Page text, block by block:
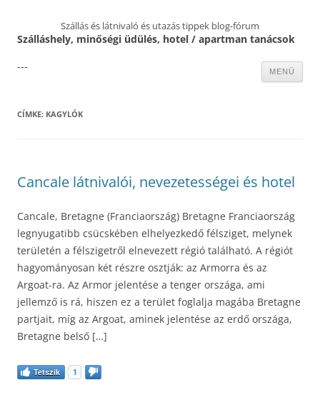
Szállás és látnivaló és utazás tippek blog-fórum
Szálláshely, minőségi üdülés, hotel / apartman tanácsok
MENÜ
---
CÍMKE: KAGYLÓK
Cancale látnivalói, nevezetességei és hotel
Cancale, Bretagne (Franciaország) Bretagne Franciaország
legnyugatibb csücskében elhelyezkedő félsziget, melynek
területén a félszigetről elnevezett régió található. A régiót
hagyományosan két részre osztják: az Armorra és az
Argoat-ra. Az Armor jelentése a tenger országa, ami
jellemző is rá, hiszen ez a terület foglalja magába Bretagne
partjait, míg az Argoat, aminek jelentése az erdő országa,
Bretagne belső […]
Tetszik 1